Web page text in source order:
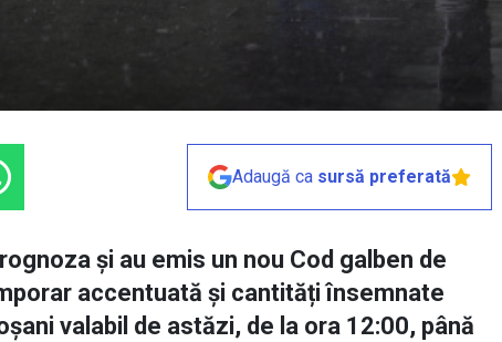
Adaugă ca sursă preferată
și au emis un nou Cod galben de
accentuată și cantități însemnate
valabil de astăzi, de la ora 12:00, până